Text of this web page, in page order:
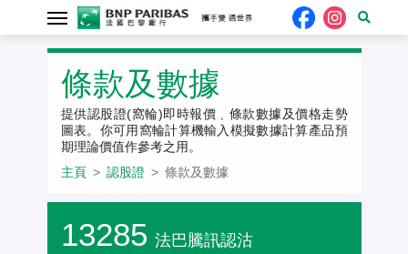
認股證
條款及數據
提供認股證(窩輪)即時報價﹑條款數據及價格走勢
圖表。你可用窩輪計算機輸入模擬數據計算產品預
期理論價值作參考之用。
主頁
認股證 條款及數據
13285 法巴騰訊認沽